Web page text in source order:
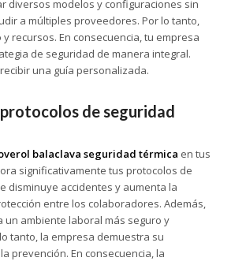
diversos modelos y configuraciones sin
a múltiples proveedores. Por lo tanto,
recursos. En consecuencia, tu empresa
de seguridad de manera integral.
una guía personalizada.
de seguridad
balaclava seguridad térmica en tus
significativamente tus protocolos de
disminuye accidentes y aumenta la
entre los colaboradores. Además,
un ambiente laboral más seguro y
tanto, la empresa demuestra su
prevención. En consecuencia, la